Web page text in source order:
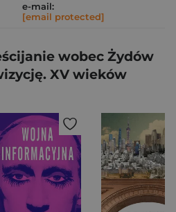
e-mail:
[email protected]
wobec Żydów
XV wieków